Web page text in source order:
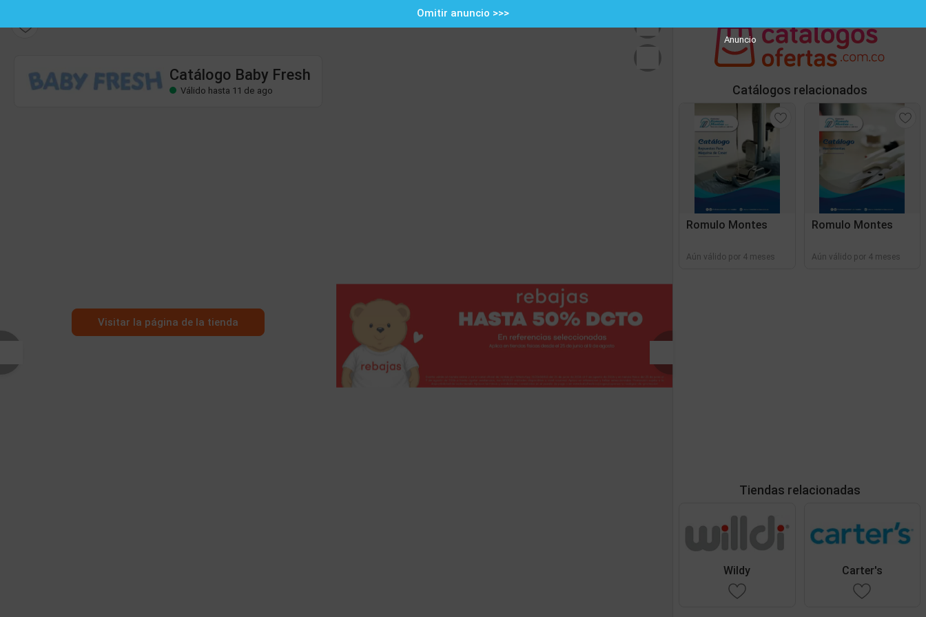
Válido hasta 11 de ago
Anuncio
Omitir anuncio >>>
Catálogo Baby Fresh
Válido hasta 11 de ago
Visitar la página de la tienda
Catálogos relacionados
Romulo Montes
Aún válido por 4 meses
Romulo Montes
Aún válido por 4 meses
Tiendas relacionadas
Wildy Carter's